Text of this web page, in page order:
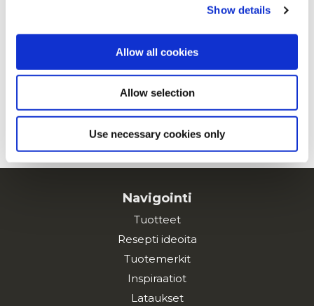
Show details
Allow all cookies
Allow selection
Use necessary cookies only
Maxi Chips -ranskalaiset mole-
KATSO KAIKKI RESEPTIT
Navigointi
Tuotteet
Resepti ideoita
Tuotemerkit
Inspiraatiot
Lataukset